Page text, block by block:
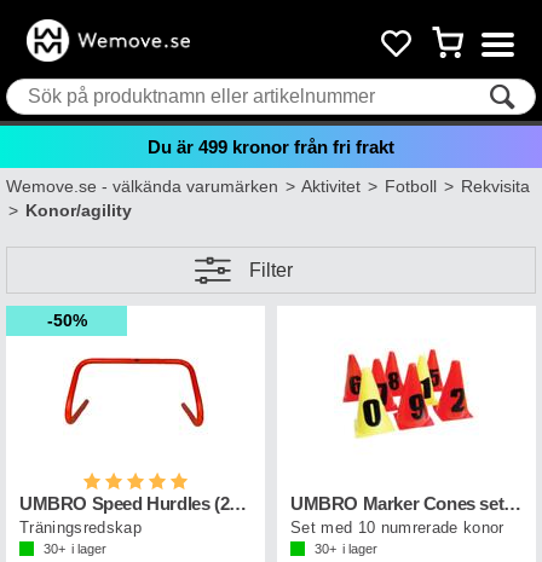
Du är 499 kronor från fri frakt
Wemove.se - välkända varumärken>Aktivitet>Fotboll>Rekvisita
>Konor/agility
Filter
50%
Betyg:
UMBRO Speed Hurdles (22cm) 6-p Orange
Träningsredskap
30+ i lager
UMBRO Marker Cones set Nr.0-9
Set med 10 numrerade konor
30+ i lager